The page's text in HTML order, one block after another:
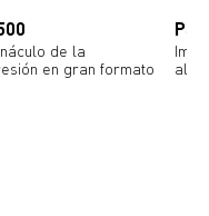
de la
en gran formato
P5
alta